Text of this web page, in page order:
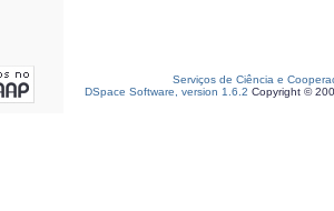
Serviços de Ciência e
DSpace Software, version 1.6.2 Copyright ©